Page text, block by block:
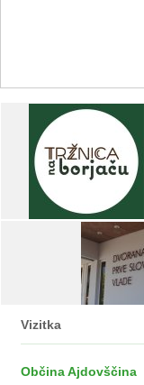
Vizitka
Občina Ajdovščina